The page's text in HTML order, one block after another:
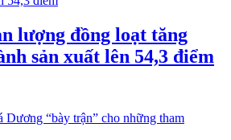
lượng đồng loạt tăng
sản xuất lên 54,3 điểm